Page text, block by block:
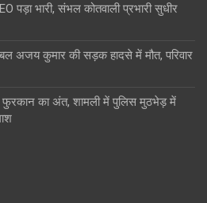
पड़ा भारी, संभल कोतवाली प्रभारी सुधीर
अजय कुमार की सड़क हादसे में मौत, परिवार
फुरकान का अंत, शामली में पुलिस मुठभेड़ में